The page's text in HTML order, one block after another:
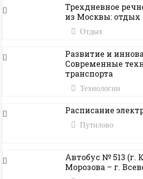
Трехдневное
из Москвы: отдых
Отдых
Развитие и
Современные
транспорта
Технологии
Расписание
Путилово
Автобус № 513 (г.
Морозова – г.